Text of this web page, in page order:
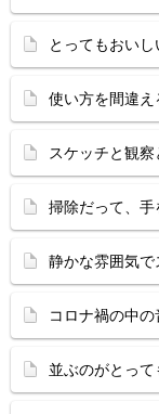
とってもおいし
使い方を間違
スケッチと観
掃除だって、手
静かな雰囲気
コロナ禍の中の
並ぶのがとっ